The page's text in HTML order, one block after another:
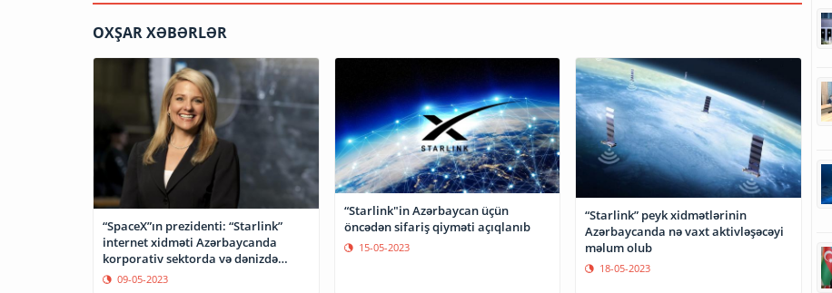
OXŞAR XƏBƏRLƏR
“SpaceX”ın prezidenti: “Starlink”
internet xidməti Azərbaycanda
korporativ sektorda və dənizdə
dəstəklənəcək”
09-05-2023
“Starlink"in Azərbaycan üçün
öncədən sifariş qiyməti açıqlanıb
15-05-2023
“Starlink” peyk xidmətlərinin
Azərbaycanda nə vaxt aktivləşəcəyi
məlum olub
18-05-2023